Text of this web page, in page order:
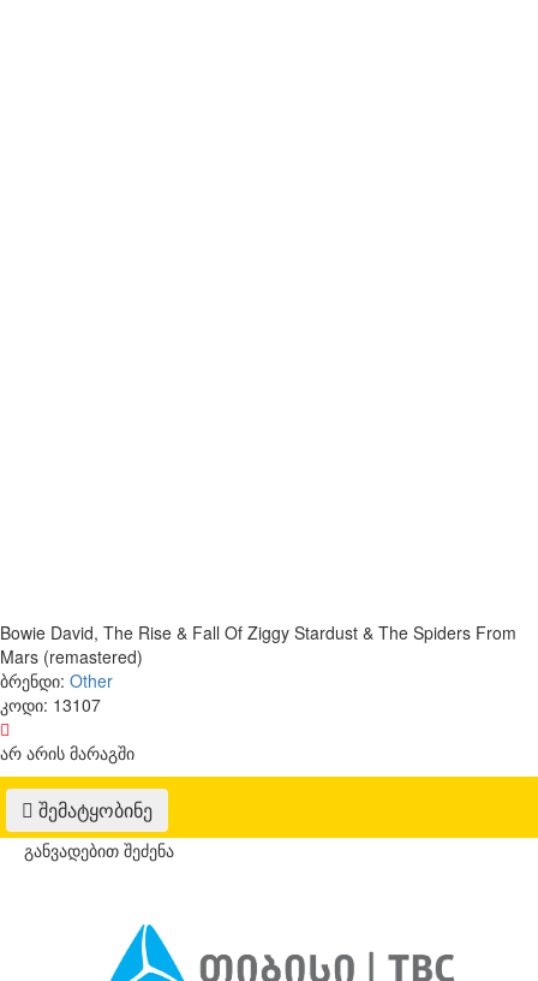
Bowie David, The Rise & Fall Of Ziggy Stardust & The Spiders From
Mars (remastered)
ბრენდი: Other
კოდი: 13107
არ არის მარაგში
შემატყობინე
განვადებით შეძენა